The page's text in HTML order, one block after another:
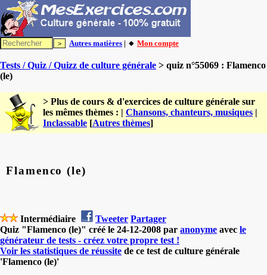
Autres matières | 🔸 Mon compte
Tests / Quiz / Quizz de culture générale > quiz n°55069 : Flamenco
(le)
> Plus de cours & d'exercices de culture générale sur
les mêmes thèmes : | Chansons, chanteurs, musiques |
Inclassable [Autres thèmes]
Flamenco (le)
Intermédiaire Tweeter Partager
Quiz "Flamenco (le)" créé le 24-12-2008 par anonyme avec le
générateur de tests - créez votre propre test !
Voir les statistiques de réussite de ce test de culture générale
'Flamenco (le)'